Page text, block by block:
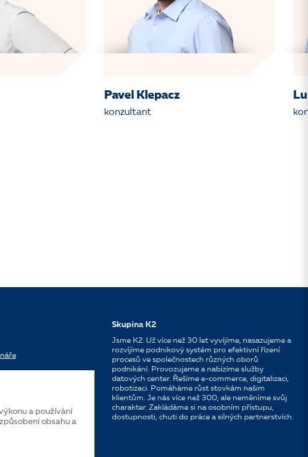
Pavel Klepacz
konzultant
Skupina K2
Jsme K2. Už více než 30 let vyvíjíme, nasazujeme a
rozvíjíme podnikový systém pro efektivní řízení
procesů ve společnostech různých oborů
podnikání. Provozujeme a nabízíme služby
datových center. Řešíme e-commerce, digitalizaci,
robotizaci. Pomáháme růst stovkám našim
klientům. Je nás více než 300, ale neměníme svůj
charakter. Zakládáme si na osobním přístupu,
dostupnosti, chuti do práce a silných partnerstvích.
a používání
obsahu a